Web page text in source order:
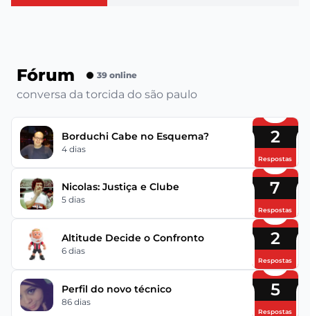
Fórum 39 online
conversa da torcida do são paulo
Borduchi Cabe no Esquema?
4 dias
2
Respostas
Nicolas: Justiça e Clube
5 dias
7
Respostas
Altitude Decide o Confronto
6 dias
2
Respostas
Perfil do novo técnico
86 dias
5
Respostas